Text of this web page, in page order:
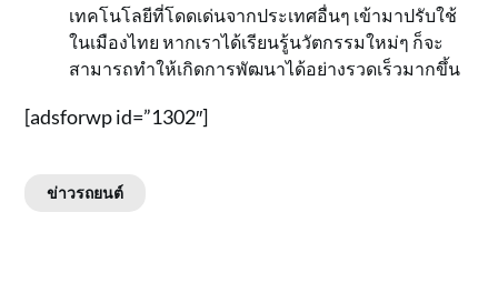
เทคโนโลยีที่โดดเด่นจากประเทศอื่นๆ เข้ามาปรับใช้
ในเมืองไทย หากเราได้เรียนรู้นวัตกรรมใหม่ๆ ก็จะ
สามารถทำให้เกิดการพัฒนาได้อย่างรวดเร็วมากขึ้น
[adsforwp id=”1302″]
ข่าวรถยนต์